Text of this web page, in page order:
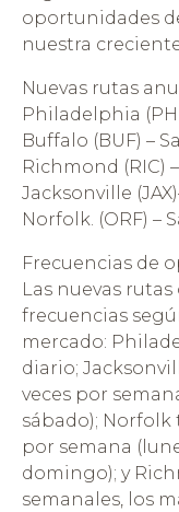
oportunidades
nuestra
Nuevas rutas
Philadelphia
Buffalo (BUF) –
Richmond (RIC)
Jacksonville
Norfolk. (ORF) –
Frecuencias de
Las nuevas
frecuencias
mercado:
diario;
veces por
sábado);
por semana
domingo); y
semanales, los